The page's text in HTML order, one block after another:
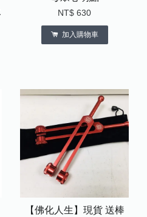
NT$ 630
加入購物車
【佛化人生】現貨 送棒